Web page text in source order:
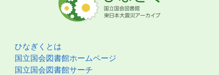
ひなぎくとは
国立国会図書館ホームページ
国立国会図書館サーチ